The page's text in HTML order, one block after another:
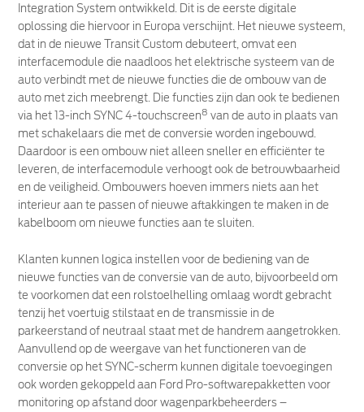
Integration System ontwikkeld. Dit is de eerste digitale
oplossing die hiervoor in Europa verschijnt. Het nieuwe systeem,
dat in de nieuwe Transit Custom debuteert, omvat een
interfacemodule die naadloos het elektrische systeem van de
auto verbindt met de nieuwe functies die de ombouw van de
auto met zich meebrengt. Die functies zijn dan ook te bedienen
via het 13-inch SYNC 4-touchscreen8 van de auto in plaats van
met schakelaars die met de conversie worden ingebouwd.
Daardoor is een ombouw niet alleen sneller en efficiënter te
leveren, de interfacemodule verhoogt ook de betrouwbaarheid
en de veiligheid. Ombouwers hoeven immers niets aan het
interieur aan te passen of nieuwe aftakkingen te maken in de
kabelboom om nieuwe functies aan te sluiten.
Klanten kunnen logica instellen voor de bediening van de
nieuwe functies van de conversie van de auto, bijvoorbeeld om
te voorkomen dat een rolstoelhelling omlaag wordt gebracht
tenzij het voertuig stilstaat en de transmissie in de
parkeerstand of neutraal staat met de handrem aangetrokken.
Aanvullend op de weergave van het functioneren van de
conversie op het SYNC-scherm kunnen digitale toevoegingen
ook worden gekoppeld aan Ford Pro-softwarepakketten voor
monitoring op afstand door wagenparkbeheerders –